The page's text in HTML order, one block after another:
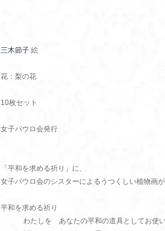
三木節子 絵
花：梨の花
10枚セット
女子パウロ会発行
「平和を求める祈り」に、
女子パウロ会のシスターによるうつくしい植物画
平和を求める祈り
わたしを あなたの平和の道具としてお使